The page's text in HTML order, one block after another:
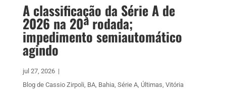
A classificação da Série A de
2026 na 20ª rodada;
impedimento semiautomático
agindo
jul 27, 2026 |
Blog de Cassio Zirpoli, BA, Bahia, Série A, Últimas, Vitória